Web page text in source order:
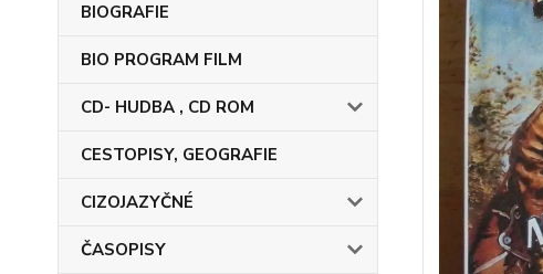
BIOGRAFIE
BIO PROGRAM FILM
CD- HUDBA , CD ROM
CESTOPISY, GEOGRAFIE
CIZOJAZYČNÉ
ČASOPISY